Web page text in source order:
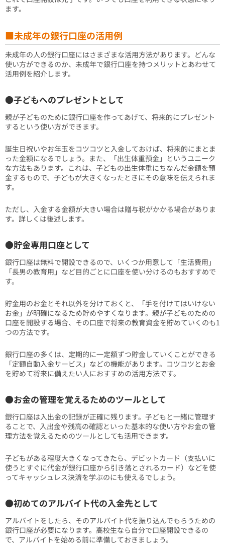
ます。
■未成年の銀行口座の活用例
未成年の人の銀行口座にはさまざまな活用方法があります。どんな
使い方ができるのか、未成年で銀行口座を持つメリットとあわせて
活用例を紹介します。
●子どもへのプレゼントとして
親が子どものために銀行口座を作ってあげて、将来的にプレゼント
するという使い方ができます。
誕生日祝いやお年玉をコツコツと入金しておけば、将来的にまとま
った金額になるでしょう。また、「出生体重預金」というユニーク
な方法もあります。これは、子どもの出生体重にちなんだ金額を預
金するもので、子どもが大きくなったときにその意味を伝えられま
す。
ただし、入金する金額が大きい場合は贈与税がかかる場合がありま
す。詳しくは後述します。
●貯金専用口座として
銀行口座は無料で開設できるので、いくつか用意して「生活費用」
「長男の教育用」など目的ごとに口座を使い分けるのもおすすめで
す。
貯金用のお金とそれ以外を分けておくと、「手を付けてはいけない
お金」が明確になるため貯めやすくなります。親が子どものための
口座を開設する場合、その口座で将来の教育資金を貯めていくのも1
つの方法です。
銀行口座の多くは、定期的に一定額ずつ貯金していくことができる
「定額自動入金サービス」などの機能があります。コツコツとお金
を貯めて将来に備えたい人におすすめの活用方法です。
●お金の管理を覚えるためのツールとして
銀行口座は入出金の記録が正確に残ります。子どもと一緒に管理す
ることで、入出金や残高の確認といった基本的な使い方やお金の管
理方法を覚えるためのツールとしても活用できます。
子どもがある程度大きくなってきたら、デビットカード（支払いに
使うとすぐに代金が銀行口座から引き落とされるカード）などを使
ってキャッシュレス決済を学ぶのにも使えるでしょう。
●初めてのアルバイト代の入金先として
アルバイトをしたら、そのアルバイト代を振り込んでもらうための
銀行口座が必要になります。高校生なら自分で口座開設できるの
で、アルバイトを始める前に準備しておきましょう。